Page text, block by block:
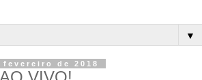
▼
de 2018